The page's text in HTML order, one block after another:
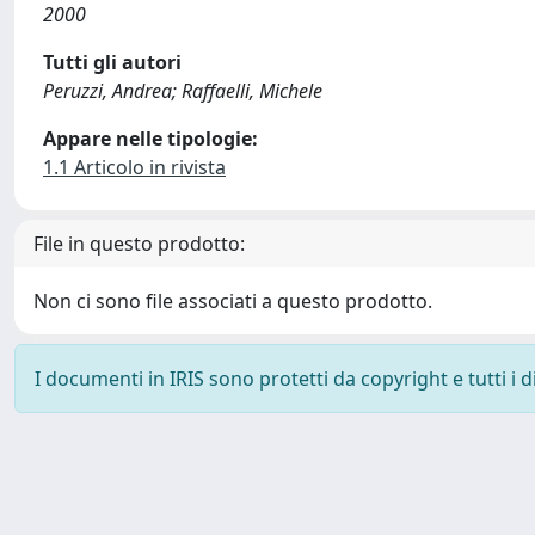
2000
Tutti gli autori
Peruzzi, Andrea; Raffaelli, Michele
Appare nelle tipologie:
1.1 Articolo in rivista
File in questo prodotto:
Non ci sono file associati a questo prodotto.
I documenti in IRIS sono protetti da copyright e tutti i